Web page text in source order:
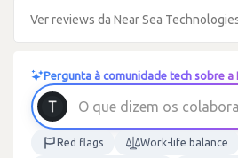
Ver reviews da Near Sea
Pergunta à comunidade tech sobre a
O que d izem os colabora
Red flags Work-life balance